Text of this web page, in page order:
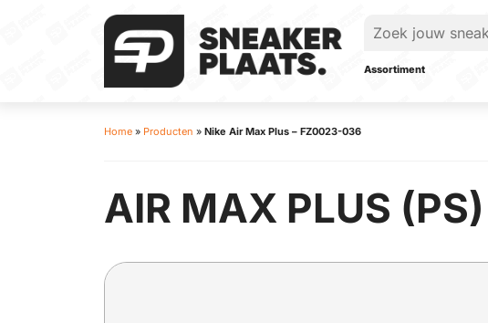
Assortiment
Home » Producten » Nike Air Max Plus – FZ0023-036
AIR MAX PLUS (PS)